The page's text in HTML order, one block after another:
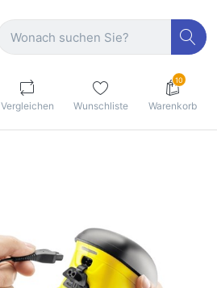
Vergleichen Wunschliste
10
Warenkorb